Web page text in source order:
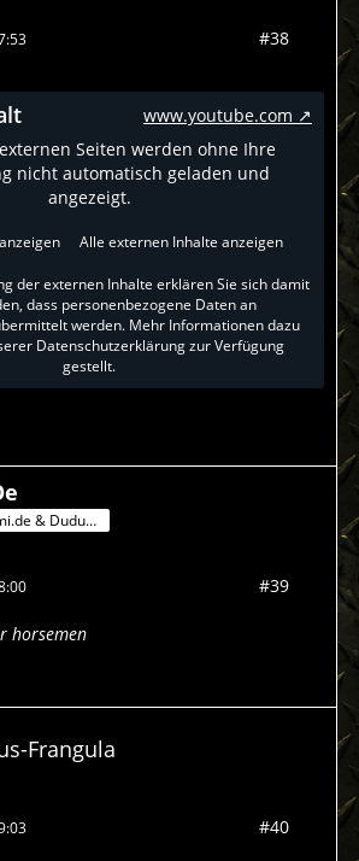
#38
www.youtube.com
Seiten werden ohne Ihre
nicht automatisch geladen und
angezeigt.
Alle externen Inhalte anzeigen
der externen Inhalte erklären Sie sich damit
dass personenbezogene Daten an
werden. Mehr Informationen dazu
Datenschutzerklärung zur Verfügung
gestellt.
metal.qiumi.de & Dududu-Mann
#39
horsemen
Frangula
#40